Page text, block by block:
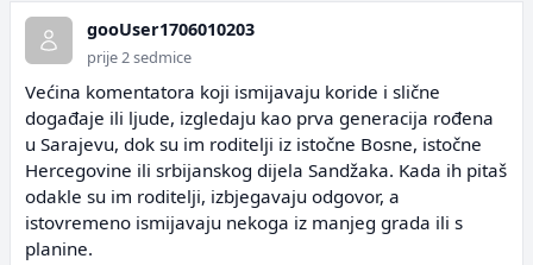
gooUser1706010203
prije 2 sedmice
Većina komentatora koji ismijavaju koride i slične
događaje ili ljude, izgledaju kao prva generacija rođena
u Sarajevu, dok su im roditelji iz istočne Bosne, istočne
Hercegovine ili srbijanskog dijela Sandžaka. Kada ih pitaš
odakle su im roditelji, izbjegavaju odgovor, a
istovremeno ismijavaju nekoga iz manjeg grada ili s
planine.